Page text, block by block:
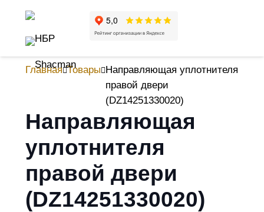
Главная Товары Направляющая уплотнителя
правой двери
(DZ14251330020)
Направляющая
уплотнителя
правой двери
(DZ14251330020)